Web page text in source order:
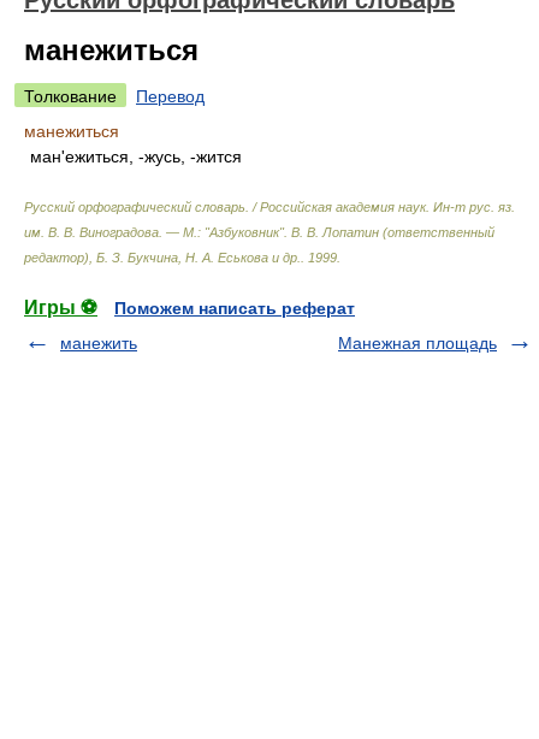
манежиться
Толкование
Перевод
манежиться
ман'ежиться, -жусь, -жится
Русский орфографический словарь. / Российская академия наук. Ин-т рус. яз.
им. В. В. Виноградова. — М.: "Азбуковник". В. В. Лопатин (ответственный
редактор), Б. З. Букчина, Н. А. Еськова и др.
1999
Игры ⚽
Поможем написать реферат
манежить
Манежная площадь